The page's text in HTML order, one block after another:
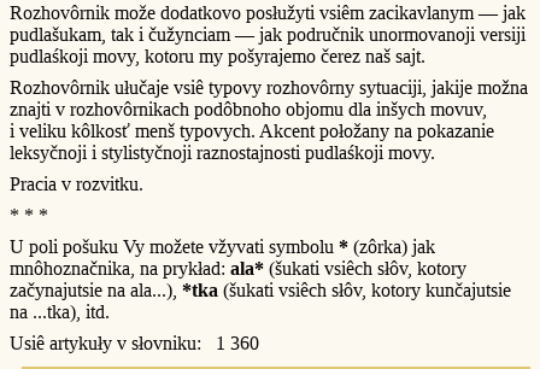
Rozhovôrnik može dodatkovo posłužyti vsiêm zacikavlanym — jak
pudlašukam, tak i čužynciam — jak područnik unormovanoji versiji
pudlaśkoji movy, kotoru my pošyrajemo čerez naš sajt.
Rozhovôrnik ułučaje vsiê typovy rozhovôrny sytuaciji, jakije možna
znajti v rozhovôrnikach podôbnoho objomu dla inšych movuv,
i veliku kôlkosť menš typovych. Akcent połožany na pokazanie
leksyčnoji i stylistyčnoji raznostajnosti pudlaśkoji movy.
Pracia v rozvitku.
* * *
U poli pošuku Vy možete vžyvati symbolu * (zôrka) jak
mnôhoznačnika, na prykład: ala* (šukati vsiêch słôv, kotory
začynajutsie na ala...), *tka (šukati vsiêch słôv, kotory kunčajutsie
na ...tka), itd.
Usiê artykuły v słovniku: 1 360